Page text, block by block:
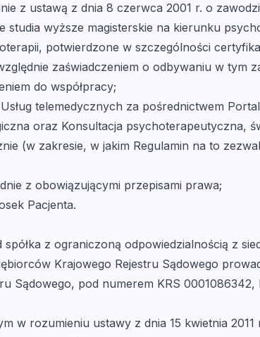
z ustawą z dnia 8 czerwca 2001 r. o
wyższe magisterskie na kierunku
potwierdzone w szczególności
zaświadczeniem o odbywaniu w tym
do współpracy;
telemedycznych za pośrednictwem
oraz Konsultacja psychoterapeutyczna,
(w zakresie, w jakim Regulamin na to
z obowiązującymi przepisami prawa;
Pacjenta.
z ograniczoną odpowiedzialnością z
Krajowego Rejestru Sądowego
Sądowego, pod numerem KRS 0001086342,
w rozumieniu ustawy z dnia 15 kwietnia 2011